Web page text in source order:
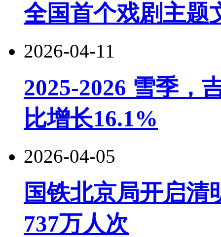
全国首个戏剧主题
2026-04-11
2025-2026 雪季，
比增长16.1%
2026-04-05
国铁北京局开启清
737万人次